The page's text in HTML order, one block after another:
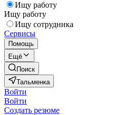
Ищу работу
Ищу работу
Ищу сотрудника
Сервисы
Помощь
Ещё
Поиск
Тальменка
Войти
Войти
Создать резюме